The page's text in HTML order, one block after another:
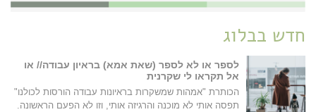
חדש בבלוג
לספר או לא לספר (שאת אמא) בראיון עבודה// או
אל תקראו לי שקרנית
הכותרת "אמהות שמשקרות בראיונות עבודה הורסות לכולנו"
תפסה אותי לא מוכנה והרגיזה אותי, וזו לא הפעם הראשונה.